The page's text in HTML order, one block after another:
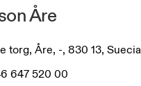
Åre
torg, Åre, -, 830 13, Suecia
647 520 00